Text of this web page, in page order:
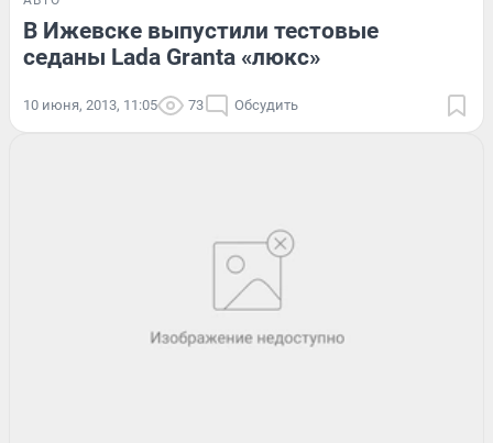
В Ижевске выпустили тестовые
седаны Lada Granta «люкс»
10 июня, 2013, 11:05 73 Обсудить